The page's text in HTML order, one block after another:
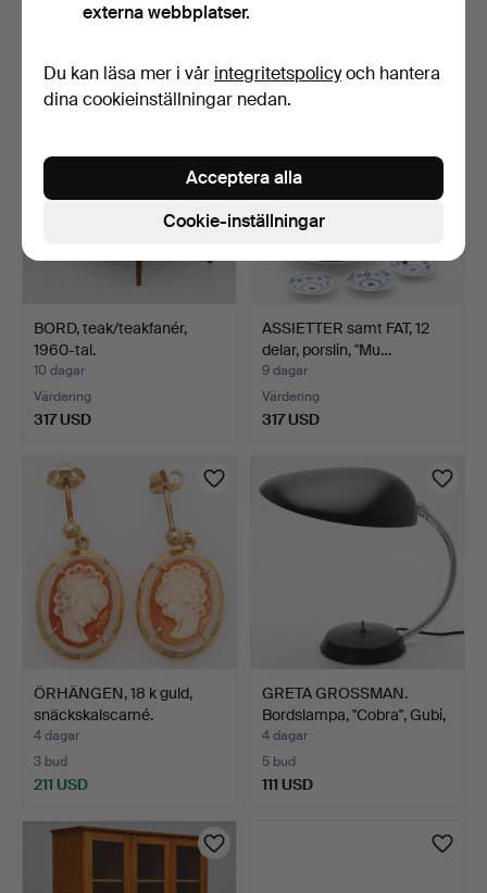
BORD, teak/teakfanér,
1960-tal.
10 dagar
Värdering
317 USD
ASSIETTER samt FAT, 12
delar, porslin, "Mu…
9 dagar
Värdering
317 USD
ÖRHÄNGEN, 18 k guld,
snäckskalscamé.
4 dagar
3 bud
211 USD
GRETA GROSSMAN.
Bordslampa, "Cobra", Gubi,
…
4 dagar
5 bud
111 USD
externa webbplatser.
Du kan läsa mer i vår integritetspolicyoch hantera
dina cookieinställningar nedan.
Cookie-inställningar
Acceptera alla